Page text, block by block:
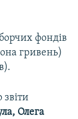
фондів
гривень)
Олега